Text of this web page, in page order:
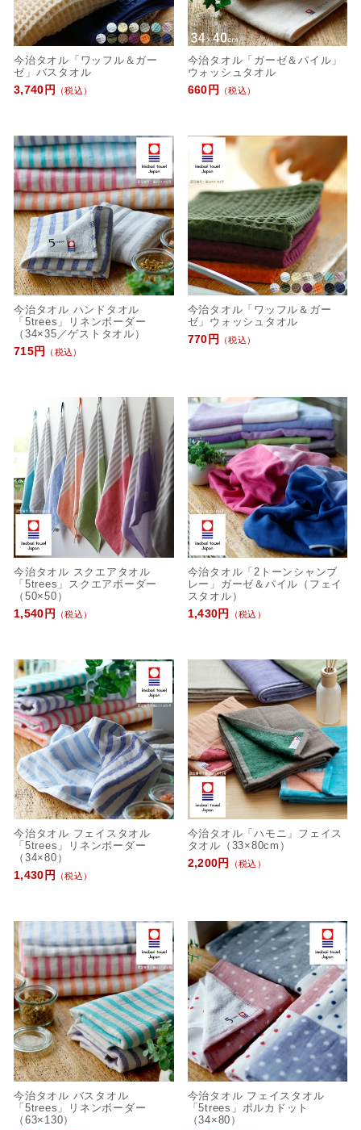
今治タオル「ワッフル＆ガー
ゼ」バスタオル
3,740円
（税込）
今治タオル「ガーゼ＆パイル」
ウォッシュタオル
660円
（税込）
今治タオル ハンドタオル
「5trees」リネンボーダー
（34×35／ゲストタオル）
715円
（税込）
今治タオル「ワッフル＆ガー
ゼ」ウォッシュタオル
770円
（税込）
今治タオル スクエアタオル
「5trees」スクエアボーダー
（50×50）
1,540円
（税込）
今治タオル「2トーンシャンブ
レー」ガーゼ＆パイル（フェイ
スタオル）
1,430円
（税込）
今治タオル フェイスタオル
「5trees」リネンボーダー
（34×80）
1,430円
（税込）
今治タオル「ハモニ」フェイス
タオル（33×80cm）
2,200円
（税込）
今治タオル バスタオル
「5trees」リネンボーダー
（63×130）
今治タオル フェイスタオル
「5trees」ポルカドット
（34×80）